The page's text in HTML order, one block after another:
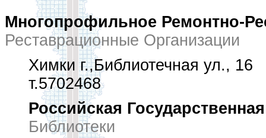
Многопрофильное Ремонтно-
Реставрационные Организации
Химки г.,Библиотечная ул., 16
т.5702468
Российская
Библиотеки